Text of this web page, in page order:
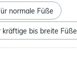
normale Füße
bis breite Füße